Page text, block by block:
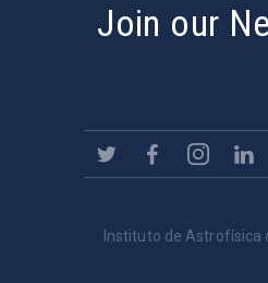
Join our
Instituto de Astrofísica